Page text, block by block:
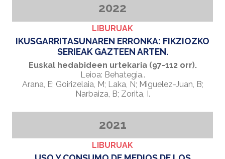
2022
LIBURUAK
IKUSGARRITASUNAREN ERRONKA: FIKZIOZKO
SERIEAK GAZTEEN ARTEN.
Euskal hedabideen urtekaria (97-112 orr).
Leioa: Behategia..
Arana, E; Goirizelaia, M; Laka, N; Miguelez-Juan, B;
Narbaiza, B; Zorita, I.
2021
LIBURUAK